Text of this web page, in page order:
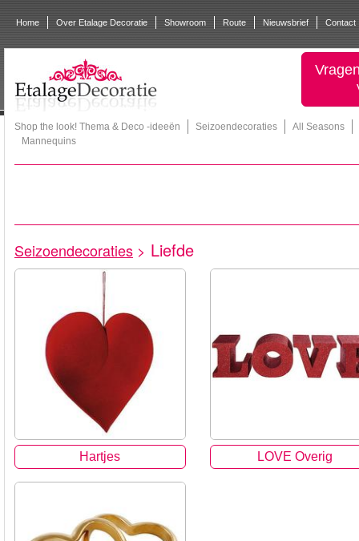
Home Over Etalage Decoratie Showroom Route Nieuwsbrief Contact
Shop the look! Thema & Deco -ideeën Seizoendecoraties
All Seasons
Mannequins
Seizoendecoraties > Liefde
Hartjes LOVE Overig